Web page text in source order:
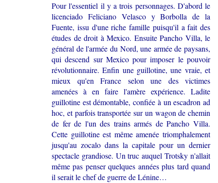
Pour l'essentiel il y a trois personnages. D'abord le
licenciado Feliciano Velasco y Borbolla de la
Fuente, issu d'une riche famille puisqu'il a fait des
études de droit à Mexico. Ensuite Pancho Villa, le
général de l'armée du Nord, une armée de paysans,
qui descend sur Mexico pour imposer le pouvoir
révolutionnaire. Enfin une guillotine, une vraie, et
mieux qu'en France selon une des victimes
amenées à en faire l'amère expérience. Ladite
guillotine est démontable, confiée à un escadron ad
hoc, et parfois transportée sur un wagon de chemin
de fer de l'un des trains armés de Pancho Villa.
Cette guillotine est même amenée triomphalement
jusqu'au zocalo dans la capitale pour un dernier
spectacle grandiose. Un truc auquel Trotsky n'allait
même pas penser quelques années plus tard quand
il serait le chef de guerre de Lénine…